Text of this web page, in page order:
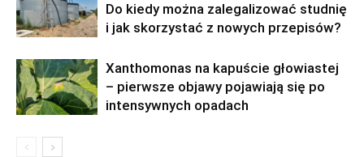
Do kiedy można zalegalizować studnię
i jak skorzystać z nowych przepisów?
Xanthomonas na kapuście głowiastej
– pierwsze objawy pojawiają się po
intensywnych opadach